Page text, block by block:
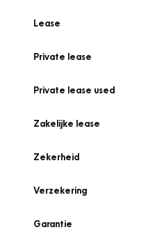
Lease
Private lease
Private lease used
Zakelijke lease
Zekerheid
Verzekering
Garantie